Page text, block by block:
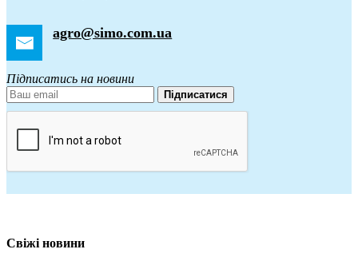
agro@simo.com.ua
Підписатись на новини
Підписатися
Свіжі новини